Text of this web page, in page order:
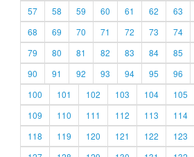
57
58 59 60 61 62 63
68
69 70 71 72 73 74
79
80 81 82 83 84 85
90
91 92 93 94 95 96
100
101 102 103 104 105
109
110 111 112 113 114
118
119 120 121 122 123